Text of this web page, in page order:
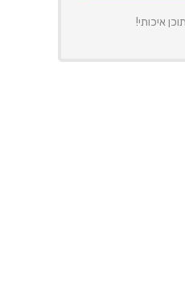
איכותי!